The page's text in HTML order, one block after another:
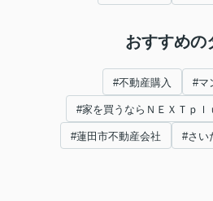
おすすめの
#不動産購入 #マ
#家を買うならＮＥＸＴｐｌ
#蓮田市不動産会社 #さい